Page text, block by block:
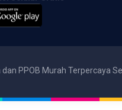
PPOB Murah Terpercaya